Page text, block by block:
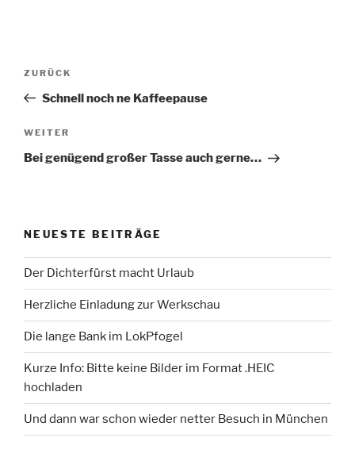
Beitragsnavigation
Vorheriger
Beitrag
ZURÜCK
Schnell noch ne Kaffeepause
Nächster
Beitrag
WEITER
Bei genügend großer Tasse auch gerne…
NEUESTE BEITRÄGE
Der Dichterfürst macht Urlaub
Herzliche Einladung zur Werkschau
Die lange Bank im LokPfogel
Kurze Info: Bitte keine Bilder im Format .HEIC
hochladen
Und dann war schon wieder netter Besuch in München